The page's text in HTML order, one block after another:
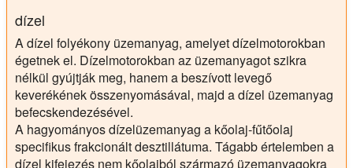
dízel
A dízel folyékony üzemanyag, amelyet dízelmotorokban
égetnek el. Dízelmotorokban az üzemanyagot szikra
nélkül gyújtják meg, hanem a beszívott levegő
keverékének összenyomásával, majd a dízel üzemanyag
befecskendezésével.
A hagyományos dízelüzemanyag a kőolaj-fűtőolaj
specifikus frakcionált desztillátuma. Tágabb értelemben a
dízel kifejezés nem kőolajból származó üzemanyagokra